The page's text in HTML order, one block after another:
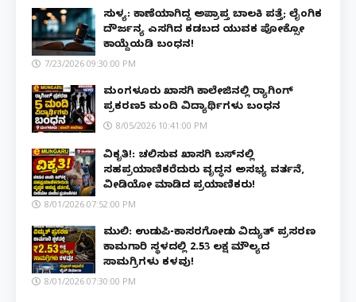
ಸುಳ್ಯ: ಕಾಣೆಯಾಗಿದ್ದ ಅಪ್ರಾಪ್ತ ಬಾಲಕಿ ಪತ್ತೆ; ಲೈಂಗಿಕ
ದೌರ್ಜನ್ಯ ಎಸಗಿದ ಕಡಬದ ಯುವಕ ಪೋಕ್ಸೋ
ಕಾಯ್ದೆಯಡಿ ಬಂಧನ!
7/23/2026 09:30:00 PM
ಮಂಗಳೂರು ಖಾಸಗಿ ಕಾಲೇಜಿನಲ್ಲಿ ರ‌್ಯಾಗಿಂಗ್
ಪ್ರಕರಣ5 ಮಂದಿ ವಿದ್ಯಾರ್ಥಿಗಳು ಬಂಧನ
8/05/2026 10:41:00 PM
ವಿಕೃತಿ!: ಚಲಿಸುವ ಖಾಸಗಿ ಬಸ್‌ನಲ್ಲಿ
ಸಹಪ್ರಯಾಣಿಕರೆದುರು ವೃದ್ಧನ ಅಸಭ್ಯ ವರ್ತನೆ,
ವೀಡಿಯೋ ಮಾಡಿದ ಪ್ರಯಾಣಿಕರು!
8/01/2026 07:52:00 PM
ಮುಲ್ಕಿ: ಉಡುಪಿ-ಕಾಸರಗೋಡು ವಿದ್ಯುತ್ ಪ್ರಸರಣ
ಕಾಮಗಾರಿ ಸ್ಥಳದಲ್ಲಿ ₹2.53 ಲಕ್ಷ ಮೌಲ್ಯದ
ಸಾಮಗ್ರಿಗಳು ಕಳವು!
8/01/2026 07:30:00 PM